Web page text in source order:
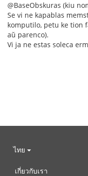
@BaseObskuras (kiu
Se vi ne kapablas
komputilo, petu ke tion
aŭ parenco).
Vi ja ne estas soleca
ไทย
เกี่ยวกับเรา